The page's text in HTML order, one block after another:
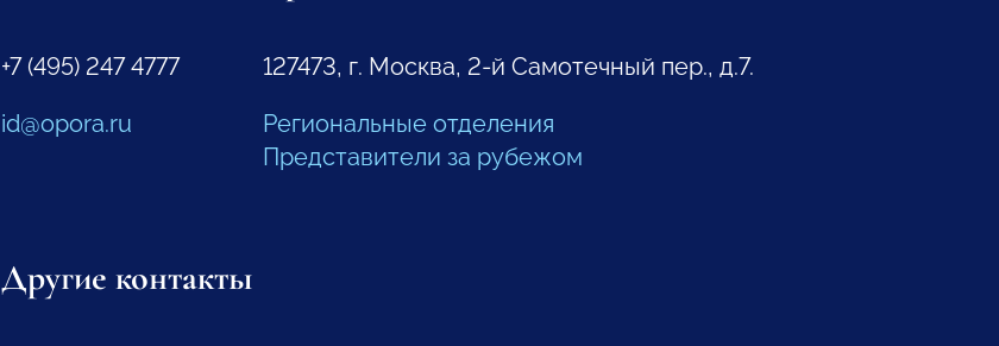
+7 (495) 247 4777
id@opora.ru
127473, г. Москва, 2-й Самотечный пер., д.7.
Региональные отделения
Представители за рубежом
Другие контакты